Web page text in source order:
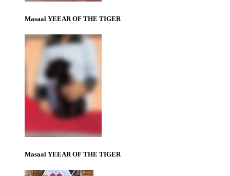
Masaal YEEAR OF THE TIGER
Masaal YEEAR OF THE TIGER